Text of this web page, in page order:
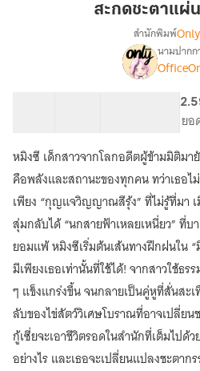
ฝึก
วิเศษ
พลัง
สายฟ้า
สะกด
แผ่น
ดิน
เล่ม
7
สะกดชะตาแผ่
เรื่อง
ข้าม
มิติ
เป็น
นัก
ฝึก
สัตว์
วิเ
ปลุก
พลัง
นก
สา
สะ
ชะ
แผ่น
ดิน
สำนักพิมพ์
นามปากก
ยอ
หมิงซี เด็กสาวจากโลกอดีตผู้ข้ามมิติมา
คือพลังและสถานะของทุกคน ทว่าเธอ
เพียง “กุญแจวิญญาณสีรุ้ง” ที่ไม่รู้ที่มา
สุ่มกลับได้ “นกสายฟ้าเหลยเหนี่ยว” ที่บ
ยอมแพ้ หมิงซีเริ่มต้นเส้นทางฝึกฝนใน
มีเพียงเธอเท่านั้นที่ใช้ได้! จากสาวใช้ธ
ๆ แข็งแกร่งขึ้น จนกลายเป็นคู่หูที่สั่นสะ
ลับของไข่สัตว์วิเศษโบราณที่อาจเปลี่ยน
กู้เซี่ยจะเอาชีวิตรอดในสำนักที่เต็มไปด้
อย่างไร และเธอจะเปลี่ยนแปลงชะตา